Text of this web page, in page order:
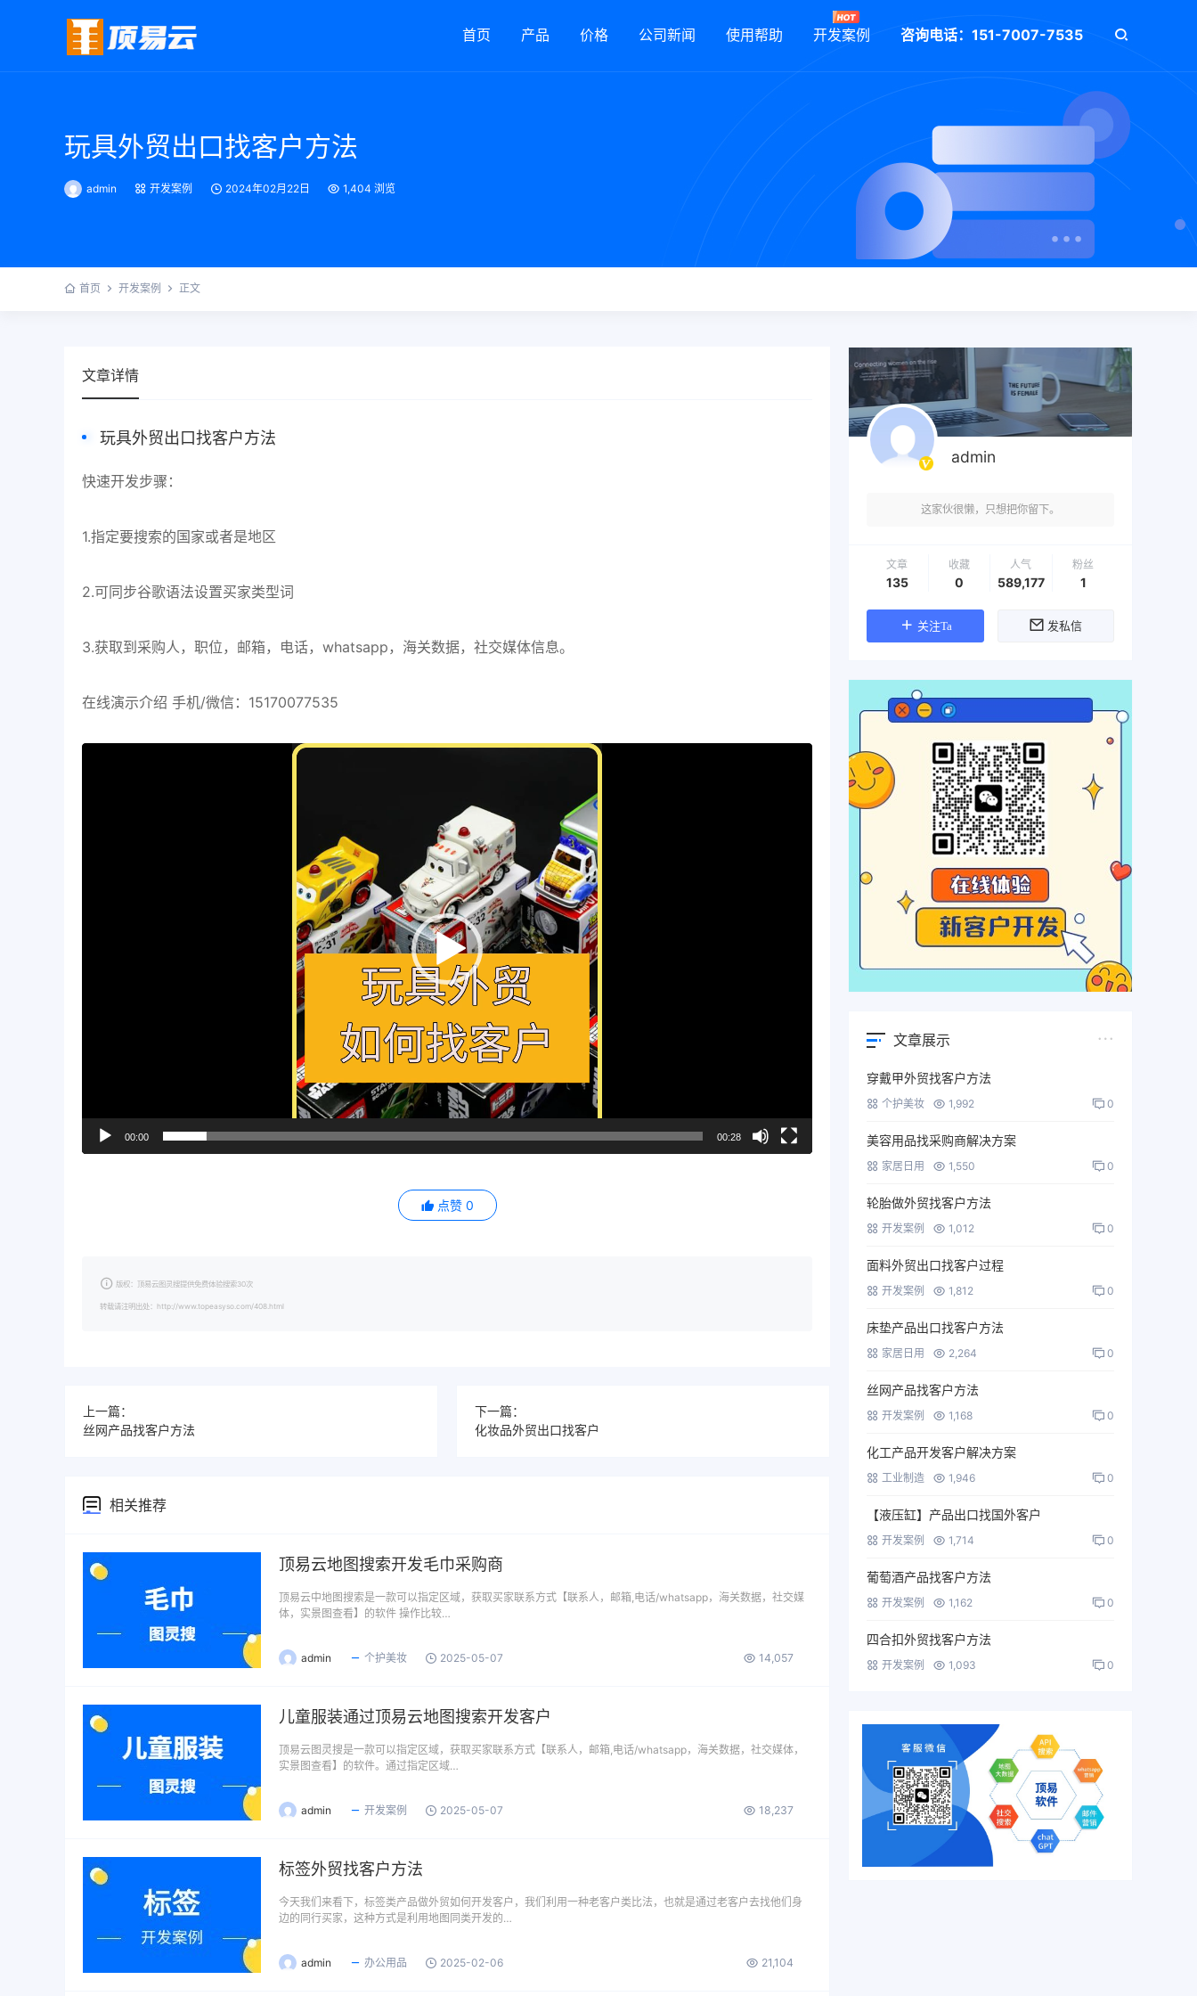
首页 产品 价格 公司新闻 使用帮助 开发案例 咨询电话：151-7007-7535
玩具外贸出口找客户方法
admin 开发案例 2024年02月22日 1,404 浏览
首页 开发案例 正文
文章详情
玩具外贸出口找客户方法
快速开发步骤：
1.指定要搜索的国家或者是地区
2.可同步谷歌语法设置买家类型词
3.获取到采购人，职位，邮箱，电话，whatsapp，海关数据，社交媒体信息。
在线演示介绍 手机/微信：15170077535
00:00 00:28
点赞 0
版权：顶易云图灵搜提供免费体验搜索30次
转载请注明出处：http://www.topeasyso.com/408.html
上一篇：
丝网产品找客户方法
下一篇：
化妆品外贸出口找客户
相关推荐
顶易云地图搜索开发毛巾采购商
顶易云中地图搜索是一款可以指定区域，获取买家联系方式【联系人，邮箱,电话/whatsapp，海关数据，社交媒
体，实景图查看】的软件 操作比较…
admin 个护美妆 2025-05-07 14,057
儿童服装通过顶易云地图搜索开发客户
顶易云图灵搜是一款可以指定区域，获取买家联系方式【联系人，邮箱,电话/whatsapp，海关数据，社交媒体，
实景图查看】的软件。通过指定区域…
admin 开发案例 2025-05-07 18,237
标签外贸找客户方法
今天我们来看下，标签类产品做外贸如何开发客户，我们利用一种老客户类比法，也就是通过老客户去找他们身
边的同行买家，这种方式是利用地图同类开发的…
admin 办公用品 2025-02-06 21,104
admin
这家伙很懒，只想把你留下。
文章
135
收藏
0
人气
589,177
粉丝
1
关注Ta 发私信
文章展示
穿戴甲外贸找客户方法
个护美妆 1,992 0
美容用品找采购商解决方案
家居日用 1,550 0
轮胎做外贸找客户方法
开发案例 1,012 0
面料外贸出口找客户过程
开发案例 1,812 0
床垫产品出口找客户方法
家居日用 2,264 0
丝网产品找客户方法
开发案例 1,168 0
化工产品开发客户解决方案
工业制造 1,946 0
【液压缸】产品出口找国外客户
开发案例 1,714 0
葡萄酒产品找客户方法
开发案例 1,162 0
四合扣外贸找客户方法
开发案例 1,093 0